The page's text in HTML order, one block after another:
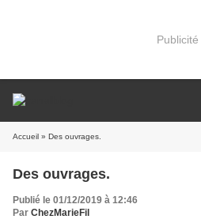
Publicité
Accueil » Des ouvrages.
Des ouvrages.
Publié le 01/12/2019 à 12:46
Par ChezMarieFil